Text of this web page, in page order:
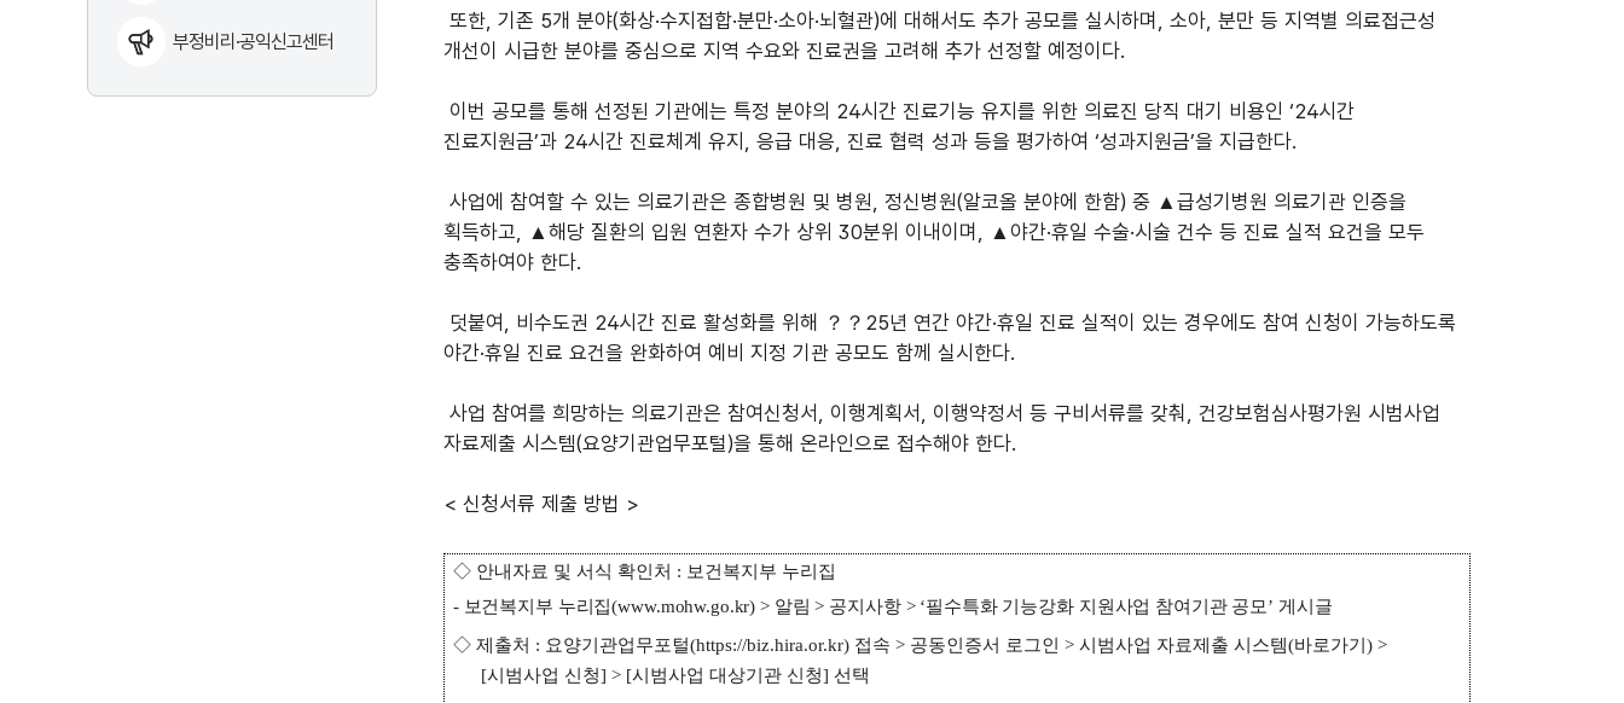
부정비리·공익신고센터
또한, 기존 5개 분야(화상·수지접합·분만·소아·뇌혈관)에 대해서도 추가 공모를 실시하며, 소아, 분만 등 지역별 의료접근성
개선이 시급한 분야를 중심으로 지역 수요와 진료권을 고려해 추가 선정할 예정이다.
이번 공모를 통해 선정된 기관에는 특정 분야의 24시간 진료기능 유지를 위한 의료진 당직 대기 비용인 ‘24시간
진료지원금’과 24시간 진료체계 유지, 응급 대응, 진료 협력 성과 등을 평가하여 ‘성과지원금’을 지급한다.
사업에 참여할 수 있는 의료기관은 종합병원 및 병원, 정신병원(알코올 분야에 한함) 중 ▲급성기병원 의료기관 인증을
획득하고, ▲해당 질환의 입원 연환자 수가 상위 30분위 이내이며, ▲야간·휴일 수술·시술 건수 등 진료 실적 요건을 모두
충족하여야 한다.
덧붙여, 비수도권 24시간 진료 활성화를 위해 ？？25년 연간 야간·휴일 진료 실적이 있는 경우에도 참여 신청이 가능하도록
야간·휴일 진료 요건을 완화하여 예비 지정 기관 공모도 함께 실시한다.
사업 참여를 희망하는 의료기관은 참여신청서, 이행계획서, 이행약정서 등 구비서류를 갖춰, 건강보험심사평가원 시범사업
자료제출 시스템(요양기관업무포털)을 통해 온라인으로 접수해야 한다.
< 신청서류 제출 방법 >
◇ 안내자료 및 서식 확인처 : 보건복지부 누리집
- 보건복지부 누리집(www.mohw.go.kr) > 알림> 공지사항 > ‘필수특화 기능강화 지원사업 참여기관 공모’ 게시글
◇ 제출처 : 요양기관업무포털(https://biz.hira.or.kr) 접속 > 공동인증서 로그인 > 시범사업 자료제출 시스템(바로가기 ) >
[시범사업 신청] > [시범사업 대상기관 신청] 선택